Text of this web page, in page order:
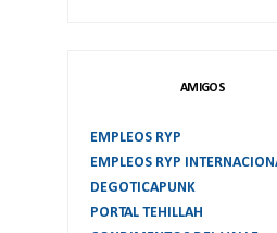
AMIGOS
EMPLEOS RYP
EMPLEOS RYP
DEGOTICAPUNK
PORTAL TEHILLAH